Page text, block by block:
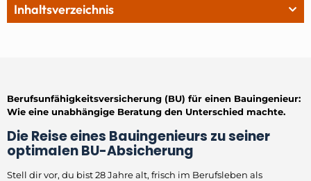
Inhaltsverzeichnis
Berufsunfähigkeitsversicherung (BU) für einen Bauingenieur:
Wie eine unabhängige Beratung den Unterschied machte.
Die Reise eines Bauingenieurs zu seiner
optimalen BU-Absicherung
Stell dir vor, du bist 28 Jahre alt, frisch im Berufsleben als